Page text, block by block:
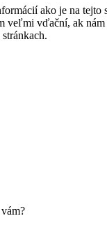
ako je na tejto
veľmi vďační, ak nám